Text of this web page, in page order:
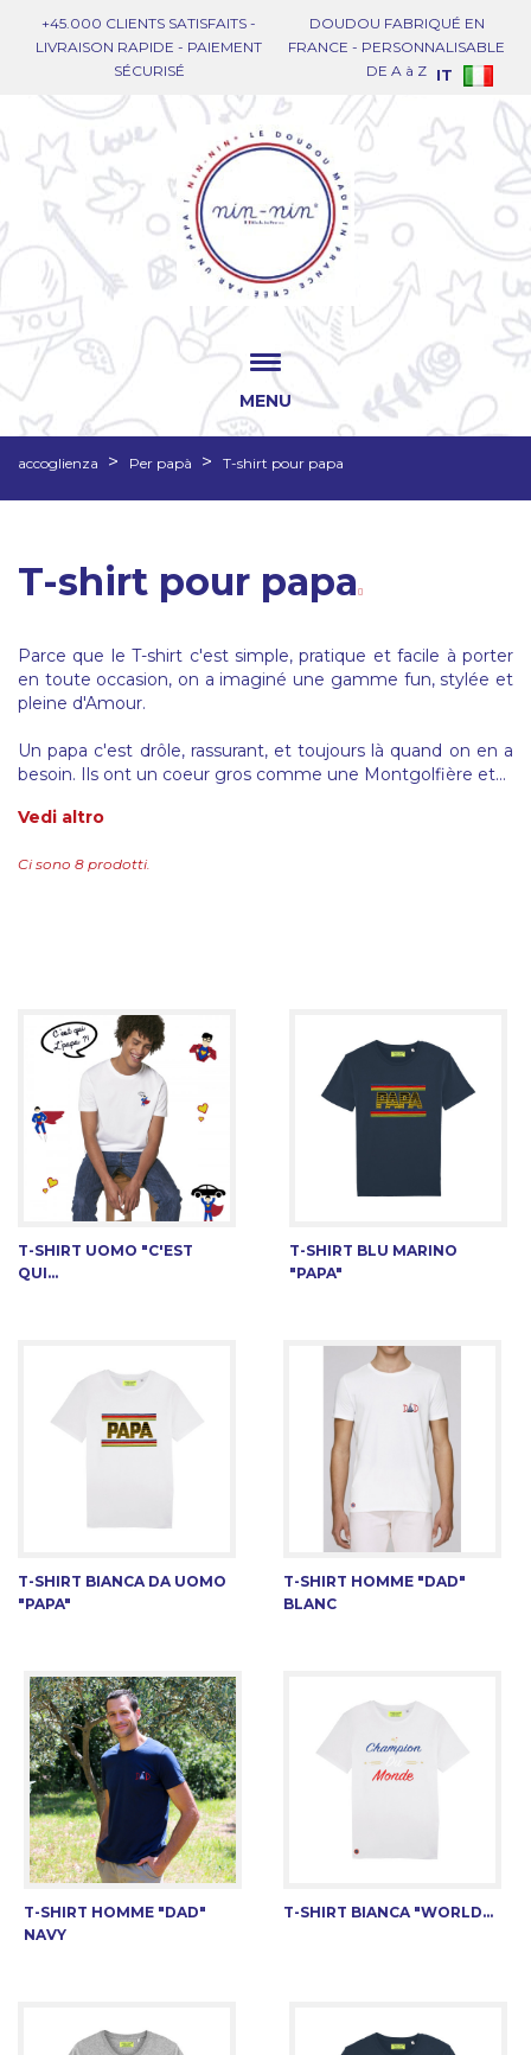
+45.000 CLIENTS SATISFAITS -
LIVRAISON RAPIDE - PAIEMENT
SÉCURISÉ
DOUDOU FABRIQUÉ EN
FRANCE - PERSONNALISABLE
DE A à Z IT
MENU
accoglienza Per papà T-shirt pour papa
T-shirt pour papa
Parce que le T-shirt c'est simple, pratique et facile à porter
en toute occasion, on a imaginé une gamme fun, stylée et
pleine d'Amour.
Un papa c'est drôle, rassurant, et toujours là quand on en a
besoin. Ils ont un coeur gros comme une Montgolfière et...
Vedi altro
Ci sono 8 prodotti.
T-SHIRT UOMO "C'EST
QUI...
T-SHIRT BLU MARINO
"PAPA"
T-SHIRT BIANCA DA UOMO
"PAPA"
T-SHIRT HOMME "DAD"
BLANC
T-SHIRT HOMME "DAD"
NAVY
T-SHIRT BIANCA "WORLD...